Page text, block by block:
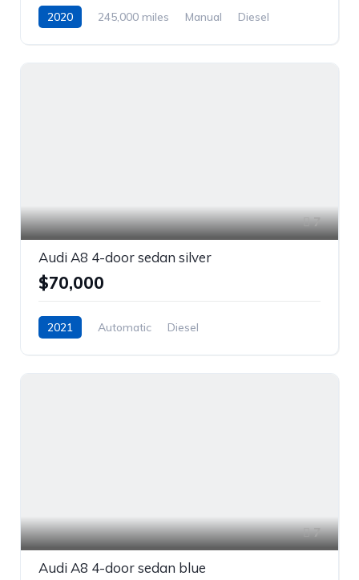
2020 245,000 miles Manual
Diesel
7
Audi A8 4-door sedan silver
$70,000
2021 Automatic
Diesel
7
Audi A8 4-door sedan blue